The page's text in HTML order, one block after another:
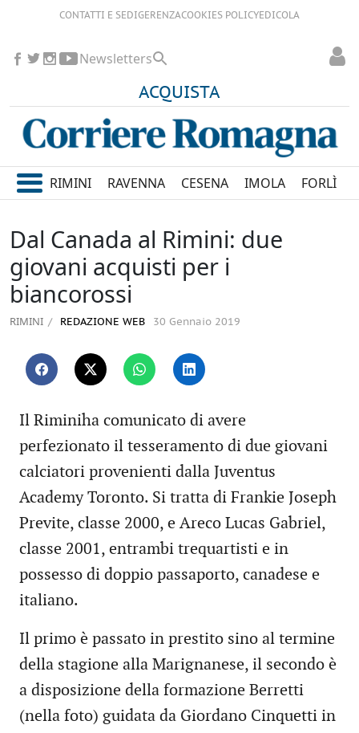
CONTATTI E SEDIGERENZACOOKIES POLICYEDICOLA
ACQUISTA
Newsletters
RIMINI RAVENNA CESENA IMOLA FORLÌ
Dal Canada al Rimini: due
giovani acquisti per i
biancorossi
RIMINI REDAZIONE WEB 30 Gennaio 2019
Il Riminiha comunicato di avere
perfezionato il tesseramento di due giovani
calciatori provenienti dalla Juventus
Academy Toronto. Si tratta di Frankie Joseph
Previte, classe 2000, e Areco Lucas Gabriel,
classe 2001, entrambi trequartisti e in
possesso di doppio passaporto, canadese e
italiano.
Il primo è passato in prestito sino al termine
della stagione alla Marignanese, il secondo è
a disposizione della formazione Berretti
(nella foto) guidata da Giordano Cinquetti in